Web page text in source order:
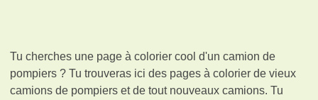
Tu cherches une page à colorier cool d'un camion de
pompiers ? Tu trouveras ici des pages à colorier de vieux
camions de pompiers et de tout nouveaux camions. Tu